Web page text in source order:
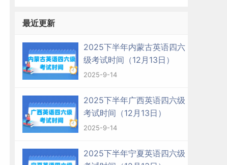
最近更新
2025下半年内蒙古英语四六
级考试时间（12月13日）
2025-9-14
2025下半年广西英语四六级
考试时间（12月13日）
2025-9-14
2025下半年宁夏英语四六级